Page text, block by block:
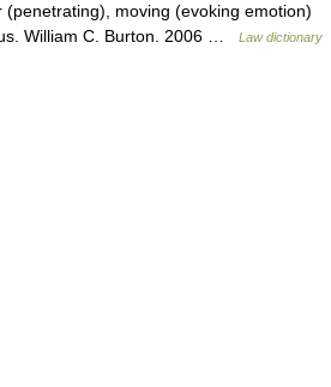
moving (evoking emotion)
William C. Burton. 2006 …
Law dictionary